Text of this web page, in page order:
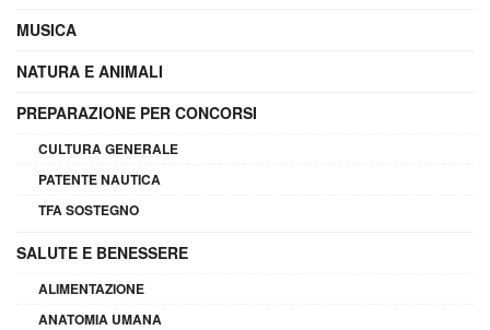
MUSICA
NATURA E ANIMALI
PREPARAZIONE PER CONCORSI
CULTURA GENERALE
PATENTE NAUTICA
TFA SOSTEGNO
SALUTE E BENESSERE
ALIMENTAZIONE
ANATOMIA UMANA